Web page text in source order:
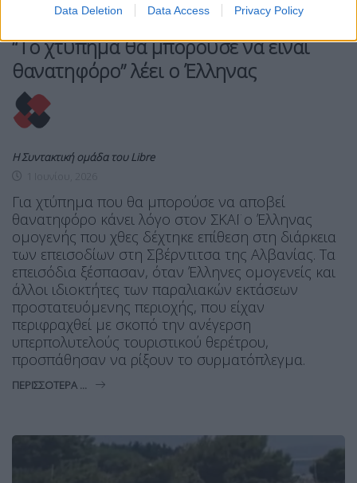
Data Deletion Data Access Privacy Policy
“Το χτύπημα θα μπορούσε να είναι
θανατηφόρο” λέει ο Έλληνας
Η Συντακτική ομάδα του Libre
Για χτύπημα που θα μπορούσε να αποβεί
θανατηφόρο κάνει λόγο στον ΣΚΑΪ ο Έλληνας
ομογενής που χθες δέχτηκε επίθεση στη διάρκεια
των επεισοδίων στη Σβέρντιτσα της Αλβανίας. Τα
επεισόδια ξέσπασαν, όταν Έλληνες ομογενείς και
άλλοι ιδιοκτήτες των παραλιακών εκτάσεων
προστατευόμενης περιοχής, που είχαν
περιφραχθεί με σκοπό την ανέγερση
υπερπολυτελούς τουριστικού θερέτρου,
προσπάθησαν να ρίξουν το συρματόπλεγμα.
ΠΕΡΙΣΣΌΤΕΡΑ ...